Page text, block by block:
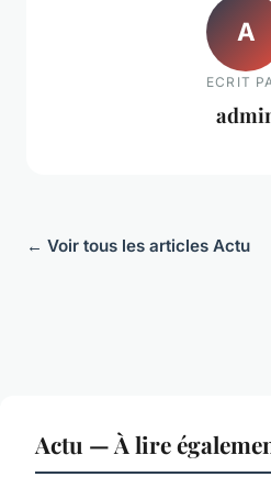
A
ECRIT
← Voir tous les articles Actu
Actu — À lire